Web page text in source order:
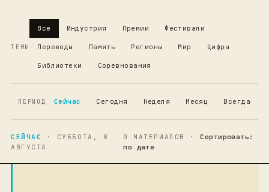
ТЕМЫ
Все Индустрия Премии Фестивали
Переводы Память Регионы Мир Цифры
Библиотеки Соревнования
ПЕРИОД Сейчас Сегодня Неделя Месяц Всегда
СЕЙЧАС
· СУББОТА, 8
АВГУСТА
0 МАТЕРИАЛОВ ·Сортировать:
по дате